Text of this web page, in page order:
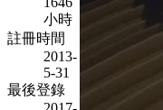
小時
註冊時間
2013-
5-31
最後登錄